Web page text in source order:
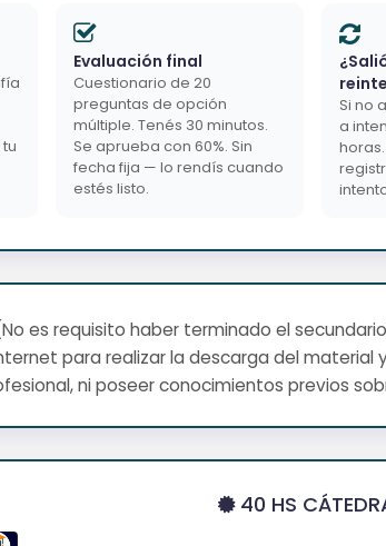
Evaluación final
Cuestionario de 20
preguntas de opción
múltiple. Tenés 30 minutos.
Se aprueba con 60%. Sin
fecha fija — lo rendís cuando
estés listo.
Si no
a
es requisito haber terminado el
para realizar la descarga del material
ni poseer conocimientos previos
40 HS